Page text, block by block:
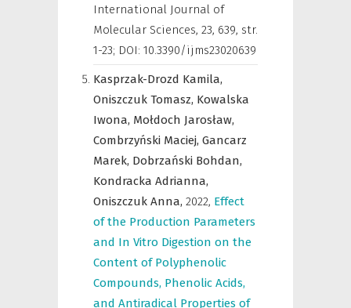
International Journal of
Molecular Sciences, 23, 639, str.
1-23; DOI: 10.3390/ijms23020639
Kasprzak-Drozd Kamila,
Oniszczuk Tomasz, Kowalska
Iwona, Mołdoch Jarosław,
Combrzyński Maciej, Gancarz
Marek, Dobrzański Bohdan,
Kondracka Adrianna,
Oniszczuk Anna, 2022, Effect
of the Production Parameters
and In Vitro Digestion on the
Content of Polyphenolic
Compounds, Phenolic Acids,
and Antiradical Properties of